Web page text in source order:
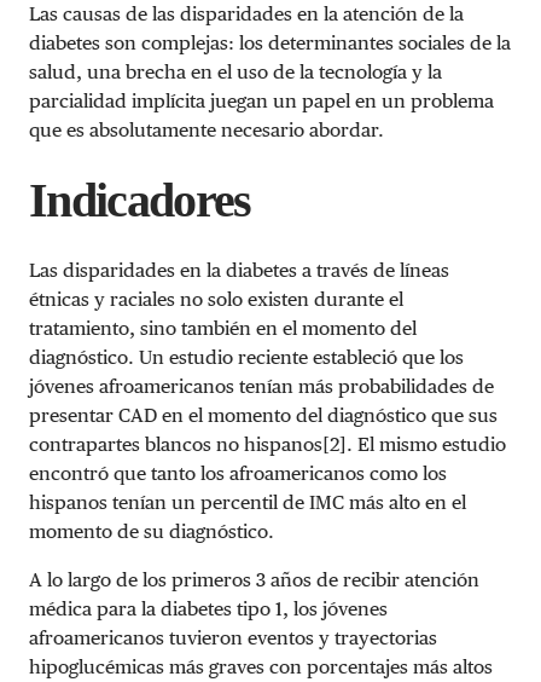
Las causas de las disparidades en la atención de la
diabetes son complejas: los determinantes sociales de la
salud, una brecha en el uso de la tecnología y la
parcialidad implícita juegan un papel en un problema
que es absolutamente necesario abordar.
Indicadores
Las disparidades en la diabetes a través de líneas
étnicas y raciales no solo existen durante el
tratamiento, sino también en el momento del
diagnóstico. Un estudio reciente estableció que los
jóvenes afroamericanos tenían más probabilidades de
presentar CAD en el momento del diagnóstico que sus
contrapartes blancos no hispanos[2]. El mismo estudio
encontró que tanto los afroamericanos como los
hispanos tenían un percentil de IMC más alto en el
momento de su diagnóstico.
A lo largo de los primeros 3 años de recibir atención
médica para la diabetes tipo 1, los jóvenes
afroamericanos tuvieron eventos y trayectorias
hipoglucémicas más graves con porcentajes más altos